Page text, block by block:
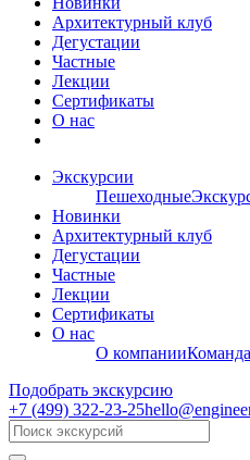
Архитектурный клуб
Дегустации
Частные
Лекции
Сертификаты
О нас
Экскурсии
Пешеходные
Новинки
Архитектурный клуб
Дегустации
Частные
Лекции
Сертификаты
О нас
О компанииКоманда
Подобрать экскурсию
+7 (499) 322-23-25